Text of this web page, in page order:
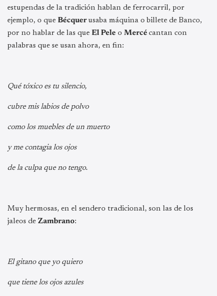
estupendas de la tradición hablan de ferrocarril, por
ejemplo, o que Bécquerusaba máquina o billete de Banco,
por no hablar de las que El Pele o Mercécantan con
palabras que se usan ahora, en fin:
Qué tóxico es tu silencio,
cubre mis labios de polvo
como los muebles de un muerto
y me contagia los ojos
de la culpa que no tengo.
Muy hermosas, en el sendero tradicional, son las de los
jaleos de Zambrano:
El gitano que yo quiero
que tiene los ojos azules